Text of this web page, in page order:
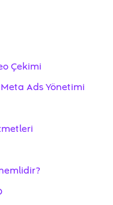
Çekimi
Ads Yönetimi